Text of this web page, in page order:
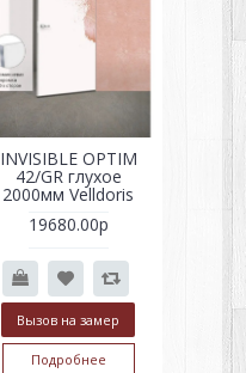
INVISIBLE OPTIM
42/GR глухое
2000мм Velldoris
19680.00р
Вызов на замер
Подробнее